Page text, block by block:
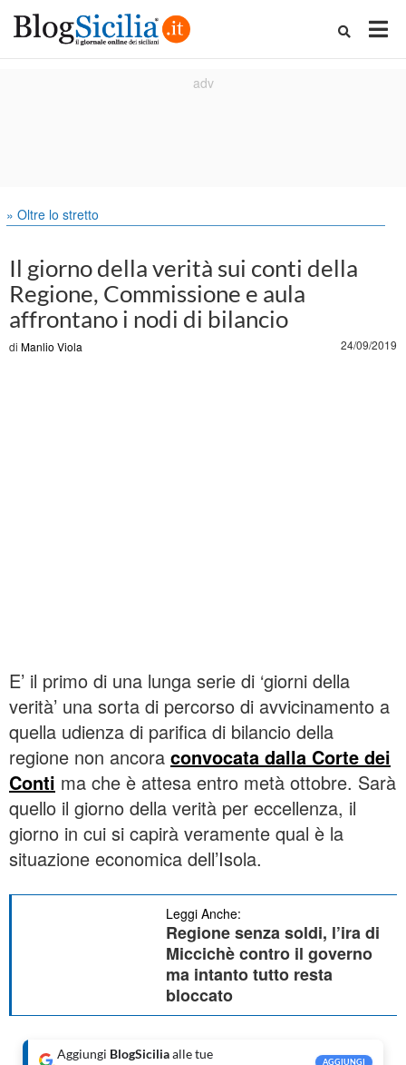
» Oltre lo stretto
Il giorno della verità sui conti della
Regione, Commissione e aula
affrontano i nodi di bilancio
di Manlio Viola 24/09/2019
E’ il primo di una lunga serie di ‘giorni della
verità’ una sorta di percorso di avvicinamento a
quella udienza di parifica di bilancio della
regione non ancora convocata dalla Corte dei
Conti ma che è attesa entro metà ottobre. Sarà
quello il giorno della verità per eccellenza, il
giorno in cui si capirà veramente qual è la
situazione economica dell’Isola.
Leggi Anche:
Regione senza soldi, l’ira di
Miccichè contro il governo
ma intanto tutto resta
bloccato
Aggiungi BlogSiciliaalle tue
AGGIUNGI